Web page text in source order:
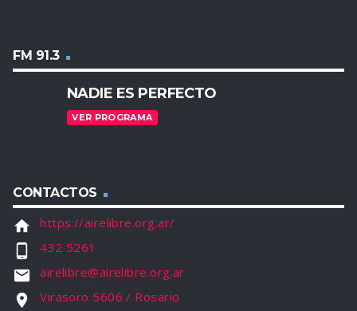
FM 91.3
NADIE ES PERFECTO
VER PROGRAMA
CONTACTOS
home https://airelibre.org.ar/
phone_android 432 5261
email airelibre@airelibre.org.ar
location_on Virasoro 5606 / Rosario